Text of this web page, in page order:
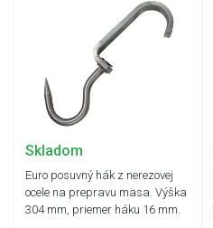
Skladom
Euro posuvný hák z nerezovej
ocele na prepravu mäsa. Výška
304 mm, priemer háku 16 mm.